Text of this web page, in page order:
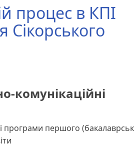
процес в КПІ
Сікорського
комунікаційні
програми першого (бакалаврськ